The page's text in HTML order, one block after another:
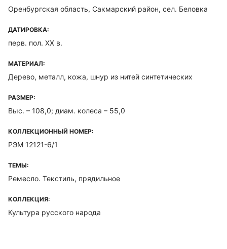
Оренбургская область, Сакмарский район, сел. Беловка
ДАТИРОВКА:
перв. пол. XX в.
МАТЕРИАЛ:
Дерево, металл, кожа, шнур из нитей синтетических
РАЗМЕР:
Выс. – 108,0; диам. колеса – 55,0
КОЛЛЕКЦИОННЫЙ НОМЕР:
РЭМ 12121-6/1
ТЕМЫ:
Ремесло. Текстиль, прядильное
КОЛЛЕКЦИЯ:
Культура русского народа